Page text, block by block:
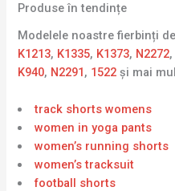
Produse în tendințe
Modelele noastre fierbinți
K1213, K1335, K1373, N2272
K940, N2291, 1522și mai
track shorts womens
women in yoga pants
women’s running shorts
women’s tracksuit
football shorts